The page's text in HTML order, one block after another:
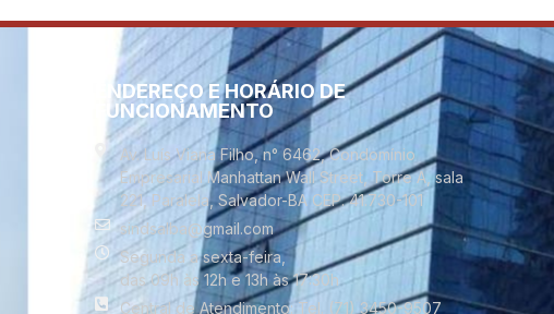
ENDEREÇO E HORÁRIO DE
FUNCIONAMENTO
Av. Luís Viana Filho, n° 6462, Condomínio
Empresarial Manhattan Wall Street, Torre A, sala
221, Paralela, Salvador-BA CEP. 41.730-101
sindsalba@gmail.com
Segunda a sexta-feira,
das 09h às 12h e 13h às 17:30h
Central de Atendimento: Tel. (71) 3450-9507